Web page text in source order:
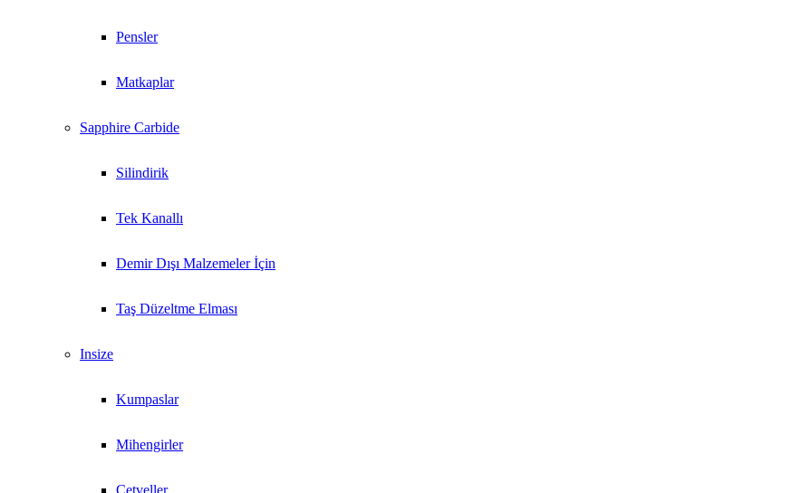
Pensler
Matkaplar
Sapphire Carbide
Silindirik
Tek Kanallı
Demir Dışı Malzemeler İçin
Taş Düzeltme Elması
Insize
Kumpaslar
Mihengirler
Cetveller